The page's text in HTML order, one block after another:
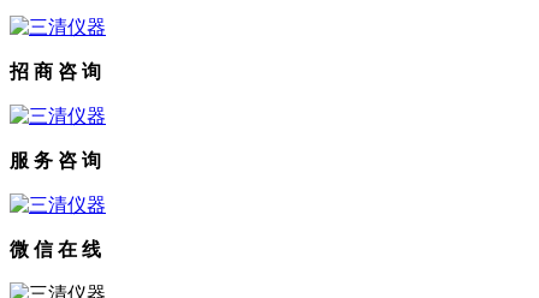
招 商 咨 询
服 务 咨 询
微 信 在 线